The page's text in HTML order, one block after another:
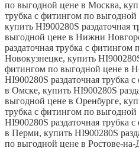
по выгодной цене в Москва,
трубка с фитингом по
купить HI900280S раздаточная
выгодной цене в Нижни
раздаточная трубка с фитингом
Новокузнецке, купить
фитингом по выгодной цене в
HI900280S раздаточная трубка
в Омске, купить HI900280S
выгодной цене в Оренбурге,
трубка с фитингом по выгодной
HI900280S раздаточная трубка
в Перми, купить HI900280S
по выгодной цене в Ростове-